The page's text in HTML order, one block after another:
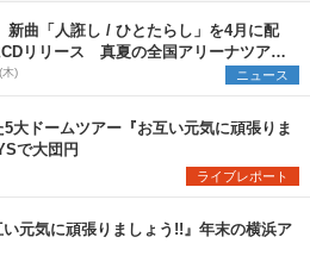
新曲「人誑し / ひとたらし」を4月に配
リリース 真夏の全国アリーナツアー
定) ニュース
大ドームツアー『お互い元気に頑張りま
で大団円
ライブレポート
元気に頑張りましょう!!』年末の横浜ア